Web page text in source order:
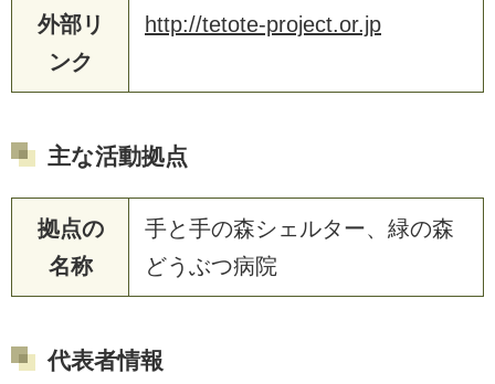
外部リ
ンク
http://tetote-project.or.jp
主な活動拠点
拠点の
名称
手と手の森シェルター、緑の森
どうぶつ病院
代表者情報